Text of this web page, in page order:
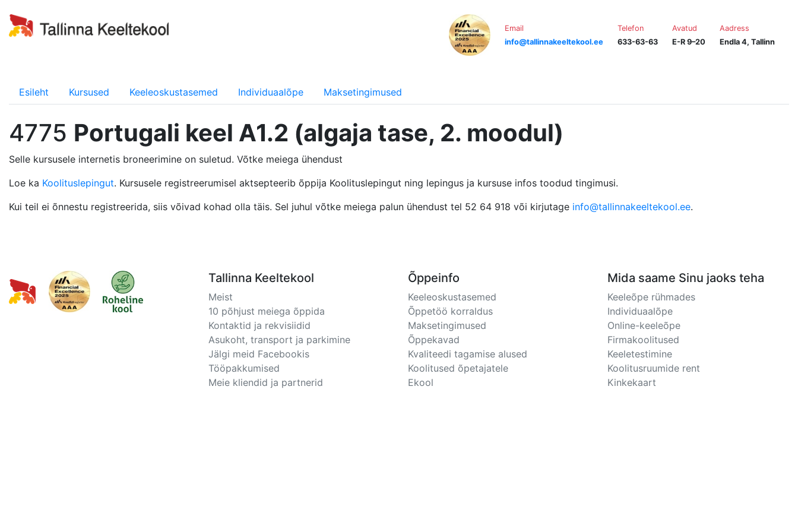
Email
info@tallinnakeeltekool.ee
Telefon
633-63-63
Avatud
E-R 9–20
Aadress
Endla 4, Tallinn
Esileht Kursused Keeleoskustasemed Individuaalõpe Maksetingimused
4775 Portugali keel A1.2 (algaja tase, 2. moodul)
Selle kursusele internetis broneerimine on suletud. Võtke meiega ühendust
Loe ka Koolituslepingut. Kursusele registreerumisel aktsepteerib õppija Koolituslepingut ning lepingus ja kursuse infos toodud tingimusi.
Kui teil ei õnnestu registreerida, siis võivad kohad olla täis. Sel juhul võtke meiega palun ühendust tel 52 64 918 või kirjutage info@tallinnakeeltekool.ee.
Tallinna Keeltekool
Meist
10 põhjust meiega õppida
Kontaktid ja rekvisiidid
Asukoht, transport ja parkimine
Jälgi meid Facebookis
Tööpakkumised
Meie kliendid ja partnerid
Õppeinfo
Keeleoskustasemed
Õppetöö korraldus
Maksetingimused
Õppekavad
Kvaliteedi tagamise alused
Koolitused õpetajatele
Ekool
Mida saame Sinu jaoks teha
Keeleõpe rühmades
Individuaalõpe
Online-keeleõpe
Firmakoolitused
Keeletestimine
Koolitusruumide rent
Kinkekaart